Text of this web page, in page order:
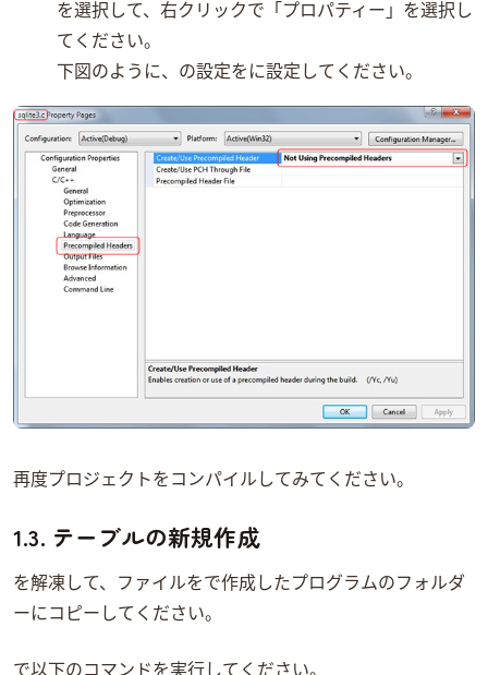
sqlite3.cを選択して、右クリックで「プロパティー」を選択し
てください。
下図のように、Precompiled Headersの設定をNot Using Precompiled Headersに設定してください。
再度プロジェクトをコンパイルしてみてください。
1.3. テーブルの新規作成
sqlite-3_6_22.zipを解凍して、sqlite3.exeファイルを1.2で作成したプログラムのフォルダ
ーにコピーしてください。